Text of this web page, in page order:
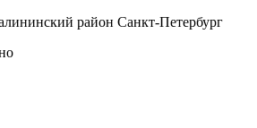
район Санкт-Петербург